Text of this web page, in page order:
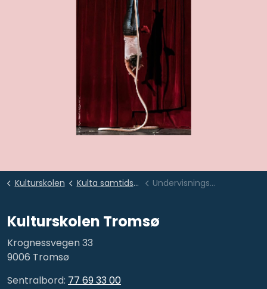
Kulturskolen Kulta samtidssirkus Undervisningstilbud
Kulturskolen Tromsø
Krognessvegen 33
9006 Tromsø
Sentralbord: 77 69 33 00